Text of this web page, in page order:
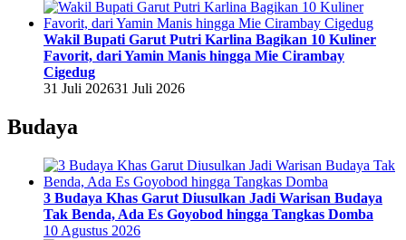
Wakil Bupati Garut Putri Karlina Bagikan 10 Kuliner
Favorit, dari Yamin Manis hingga Mie Cirambay
Cigedug
31 Juli 202631 Juli 2026
Budaya
3 Budaya Khas Garut Diusulkan Jadi Warisan Budaya
Tak Benda, Ada Es Goyobod hingga Tangkas Domba
10 Agustus 2026